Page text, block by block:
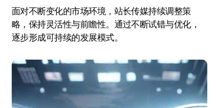
面对不断变化的市场环境，站长传媒持续调整策
略，保持灵活性与前瞻性。通过不断试错与优化，
逐步形成可持续的发展模式。